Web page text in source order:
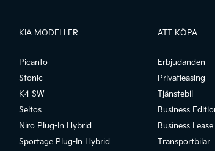
KIA MODELLER
Picanto
Stonic
K4 SW
Seltos
Niro Plug-In Hybrid
Sportage Plug-In Hybrid
ATT KÖPA
Erbjudanden
Privatleasing
Tjänstebil
Business
Business Lease
Transportbilar